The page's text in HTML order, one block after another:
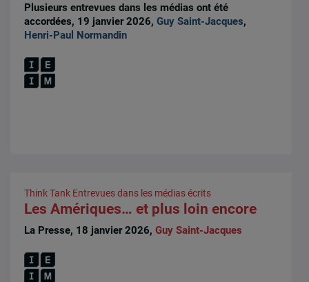
Plusieurs entrevues dans les médias ont été
accordées, 19 janvier 2026,Guy Saint-Jacques,
Henri-Paul Normandin
Think Tank Entrevues dans les médias écrits
Les Amériques… et plus loin encore
La Presse, 18 janvier 2026,Guy Saint-Jacques